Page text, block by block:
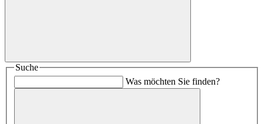
Suche
Was möchten Sie finden?